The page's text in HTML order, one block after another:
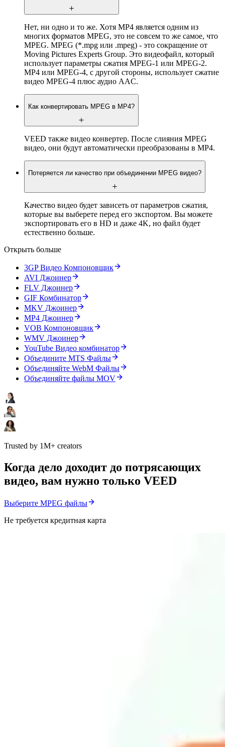
Нет, ни одно и то же. Хотя MP4 является одним из
многих форматов MPEG, это не совсем то же самое, что
MPEG. MPEG (*.mpg или .mpeg) - это сокращение от
Moving Pictures Experts Group. Это видеофайл, который
использует параметры сжатия MPEG-1 или MPEG-2.
MP4 или MPEG-4, с другой стороны, использует сжатие
видео MPEG-4 плюс аудио AAC.
Как конвертировать MPEG в MP4?
VEED также видео конвертер. После слияния MPEG
видео, они будут автоматически преобразованы в MP4.
Потеряется ли качество при объединении MPEG видео?
Качество видео будет зависеть от параметров сжатия,
которые вы выберете перед его экспортом. Вы можете
экспортировать его в HD и даже 4K, но файл будет
естественно больше.
Открыть больше
3GP Видео Компоновщик
AVI Джоинер
FLV Джоинер
GIF Комбинатор
MKV Джоинер
MP4 Джоинер
VOB Компоновщик
WMV Джоинер
YouTube Видео комбинатор
Объедините MTS Файлы
Объединяйте WebM Файлы
Объединяйте файлы MOV
Trusted by 1M+ creators
Когда дело доходит до потрясающих
видео, вам нужно только VEED
Выберите MPEG файлы
Не требуется кредитная карта